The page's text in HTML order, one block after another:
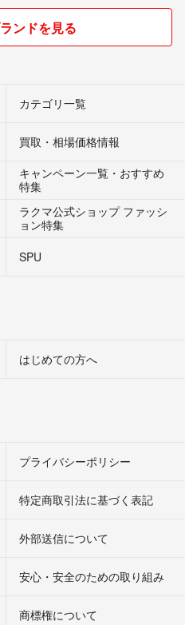
ンドを見る
カテゴリ一覧
買取・相場価格情報
キャンペーン一覧・おすすめ
特集
ラクマ公式ショップ ファッシ
ョン特集
SPU
はじめての方へ
プライバシーポリシー
特定商取引法に基づく表記
外部送信について
安心・安全のための取り組み
商標権について